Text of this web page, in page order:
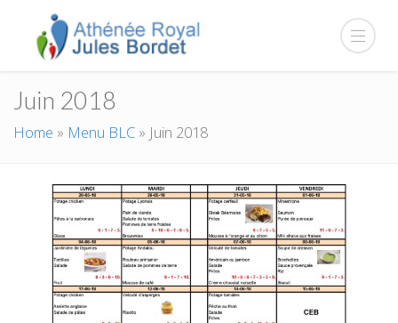
Juin 2018
Home » Menu BLC » Juin 2018